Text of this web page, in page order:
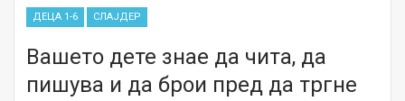
ДЕЦА 1-6 СЛАЈДЕР
Вашето дете знае да чита, да
пишува и да брои пред да тргне